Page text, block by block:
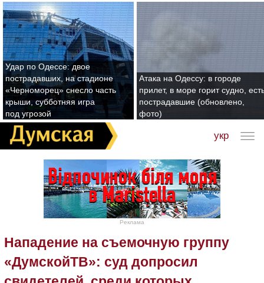
Удар по Одессе: двое
пострадавших, на стадионе
«Черноморец» снесло часть
крыши, субботняя игра
под угрозой
Атака на Одессу: в городе
прилет, в море горит судно,
пострадавшие (обновлено,
фото)
укр
Реклама
Нападение на съемочную группу
«ДумскойТВ»: суд допросил